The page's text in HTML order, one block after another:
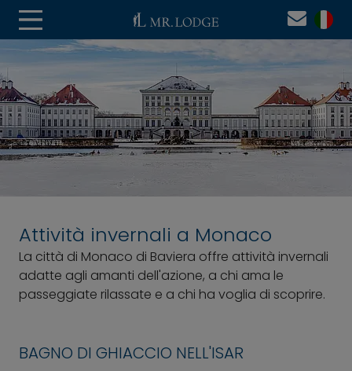
Attività invernali a Monaco
La città di Monaco di Baviera offre attività invernali
adatte agli amanti dell'azione, a chi ama le
passeggiate rilassate e a chi ha voglia di scoprire.
BAGNO DI GHIACCIO NELL'ISAR